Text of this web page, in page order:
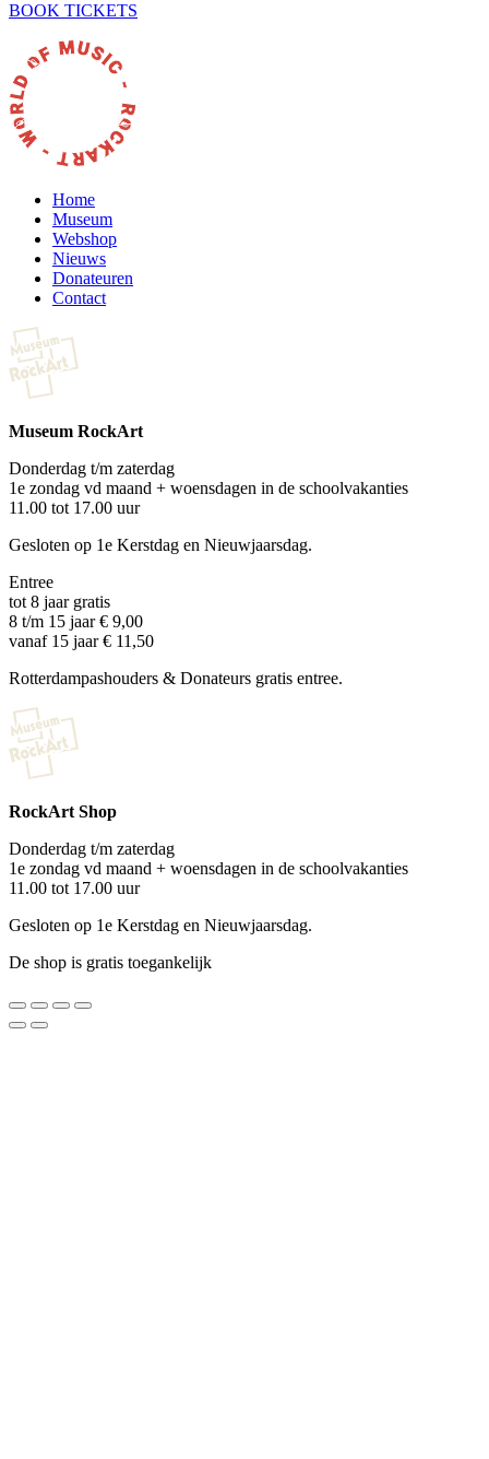
BOOK TICKETS
Home
Museum
Webshop
Nieuws
Donateuren
Contact
Museum RockArt
Donderdag t/m zaterdag
1e zondag vd maand + woensdagen in de schoolvakanties
11.00 tot 17.00 uur
Gesloten op 1e Kerstdag en Nieuwjaarsdag.
Entree
tot 8 jaar gratis
8 t/m 15 jaar € 9,00
vanaf 15 jaar € 11,50
Rotterdampashouders & Donateurs gratis entree.
RockArt Shop
Donderdag t/m zaterdag
1e zondag vd maand + woensdagen in de schoolvakanties
11.00 tot 17.00 uur
Gesloten op 1e Kerstdag en Nieuwjaarsdag.
De shop is gratis toegankelijk